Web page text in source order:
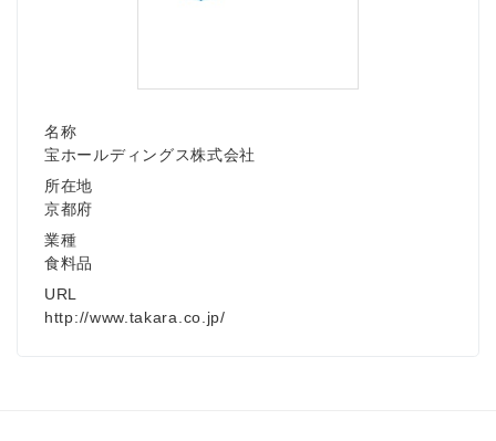
名称
宝ホールディングス株式会社
所在地
京都府
業種
食料品
URL
http://www.takara.co.jp/